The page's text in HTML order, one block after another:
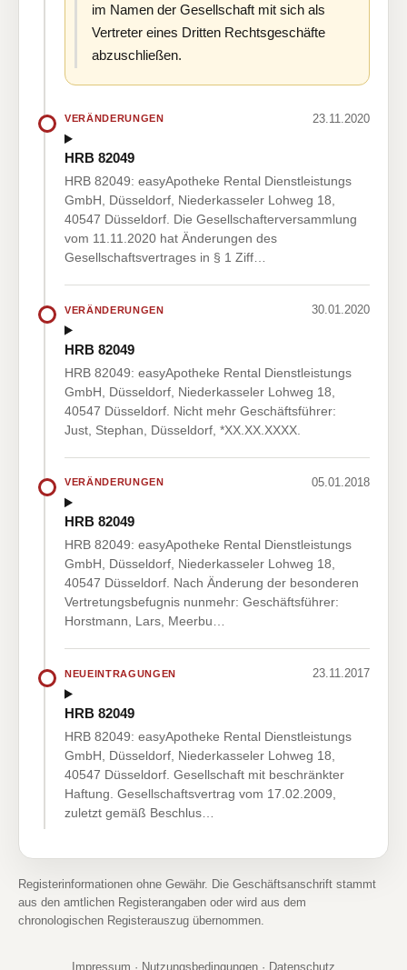
im Namen der Gesellschaft mit sich als
Vertreter eines Dritten Rechtsgeschäfte
abzuschließen.
VERÄNDERUNGEN 23.11.2020
HRB 82049
HRB 82049: easyApotheke Rental Dienstleistungs
GmbH, Düsseldorf, Niederkasseler Lohweg 18,
40547 Düsseldorf. Die Gesellschafterversammlung
vom 11.11.2020 hat Änderungen des
Gesellschaftsvertrages in § 1 Ziff…
VERÄNDERUNGEN 30.01.2020
HRB 82049
HRB 82049: easyApotheke Rental Dienstleistungs
GmbH, Düsseldorf, Niederkasseler Lohweg 18,
40547 Düsseldorf. Nicht mehr Geschäftsführer:
Just, Stephan, Düsseldorf, *XX.XX.XXXX.
VERÄNDERUNGEN 05.01.2018
HRB 82049
HRB 82049: easyApotheke Rental Dienstleistungs
GmbH, Düsseldorf, Niederkasseler Lohweg 18,
40547 Düsseldorf. Nach Änderung der besonderen
Vertretungsbefugnis nunmehr: Geschäftsführer:
Horstmann, Lars, Meerbu…
NEUEINTRAGUNGEN 23.11.2017
HRB 82049
HRB 82049: easyApotheke Rental Dienstleistungs
GmbH, Düsseldorf, Niederkasseler Lohweg 18,
40547 Düsseldorf. Gesellschaft mit beschränkter
Haftung. Gesellschaftsvertrag vom 17.02.2009,
zuletzt gemäß Beschlus…
Registerinformationen ohne Gewähr. Die Geschäftsanschrift stammt
aus den amtlichen Registerangaben oder wird aus dem
chronologischen Registerauszug übernommen.
Impressum · Nutzungsbedingungen · Datenschutz